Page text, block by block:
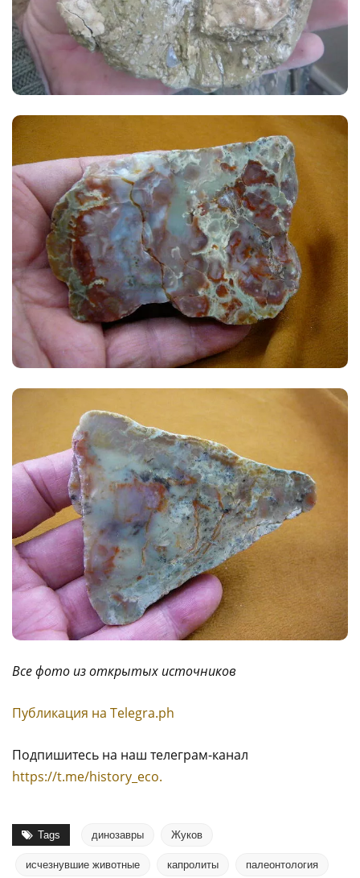
Все фото из открытых источников
Публикация на Тelegra.ph
Подпишитесь на наш телеграм-канал
https://t.me/history_eco.
Tags динозавры Жуков
исчезнувшие животные капролиты палеонтология